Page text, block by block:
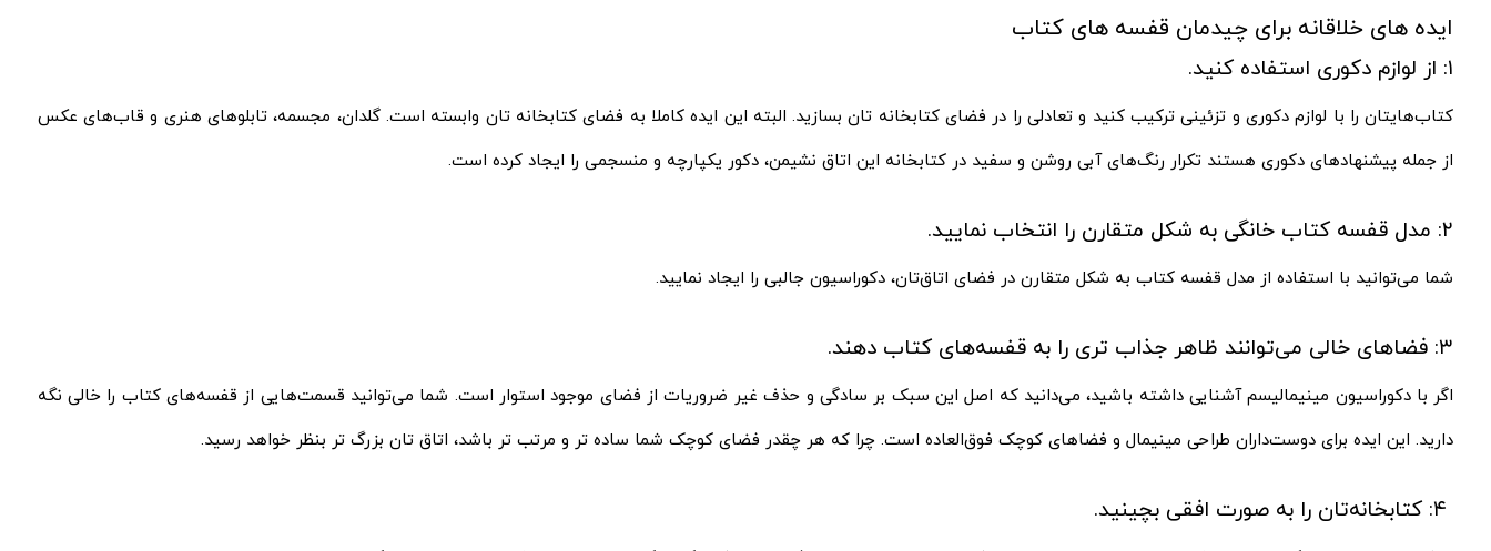
ایده های خلاقانه برای چیدمان قفسه‌ های کتاب‌
۱: از لوازم دکوری استفاده کنید.
کتاب‌هایتان را با لوازم دکوری و تزئینی ترکیب کنید و تعادلی را در فضای کتابخانه‌ تان بسازید. البته این ایده کاملا به فضای کتابخانه‌ تان وابسته است. گلدان، مجسمه، تابلوهای هنری و قاب‌های عکس
از جمله پیشنهادهای دکوری هستند تکرار رنگ‌های آبی روشن و سفید در کتابخانه این اتاق نشیمن، دکور یکپارچه و منسجمی را ایجاد کرده است.
۲: مدل قفسه کتاب خانگی به شکل متقارن را انتخاب نمایید.
شما می‌توانید با استفاده از مدل قفسه کتاب به شکل متقارن در فضای اتاق‌تان، دکوراسیون جالبی را ایجاد نمایید.
۳: فضاهای خالی می‌توانند ظاهر جذاب‌ تری را به قفسه‌های کتاب دهند.
اگر با دکوراسیون مینیمالیسم آشنایی داشته باشید، می‌دانید که اصل این سبک بر سادگی و حذف غیر ضروریات از فضای موجود استوار است. شما می‌توانید قسمت‌هایی از قفسه‌های کتاب‌‌ را خالی نگه‌
دارید. این ایده برای دوست‌داران طراحی مینیمال و فضاهای کوچک فوق‌العاده است. چرا که هر چقدر فضای کوچک شما ساده‌ تر و مرتب‌ تر باشد، اتاق‌ تان بزرگ‌ تر بنظر خواهد رسید.